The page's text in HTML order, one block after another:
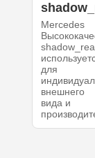
Mercedes
для
внешнего
вида и